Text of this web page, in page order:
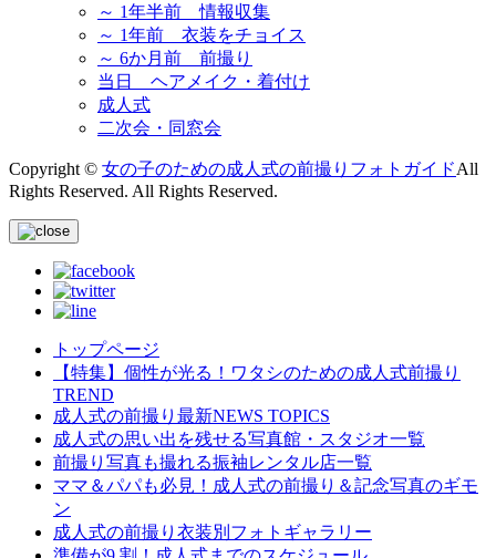
～ 1年半前 情報収集
～ 1年前 衣装をチョイス
～ 6か月前 前撮り
当日 ヘアメイク・着付け
成人式
二次会・同窓会
Copyright© 女の子のための成人式の前撮りフォトガイドAll
Rights Reserved. All Rights Reserved.
トップページ
【特集】個性が光る！ワタシのための成人式前撮り
TREND
成人式の前撮り最新NEWS TOPICS
成人式の思い出を残せる写真館・スタジオ一覧
前撮り写真も撮れる振袖レンタル店一覧
ママ＆パパも必見！成人式の前撮り＆記念写真のギモ
ン
成人式の前撮り衣装別フォトギャラリー